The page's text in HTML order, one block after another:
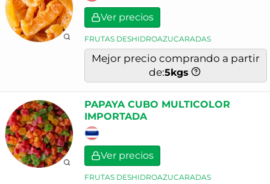
Ver precios
FRUTAS DESHIDROAZUCARADAS
Mejor precio comprando a partir
de:5kgs
PAPAYA CUBO MULTICOLOR
IMPORTADA
Ver precios
FRUTAS DESHIDROAZUCARADAS